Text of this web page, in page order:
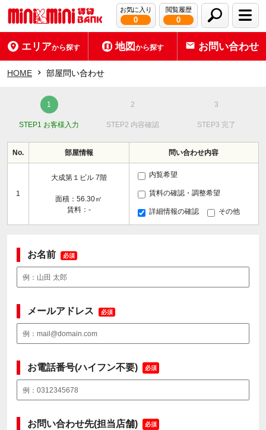
お気に入り
0
閲覧履歴
0
エリアから探す 地図から探す お問い合わせ
HOME 部屋問い合わせ
STEP1 お客様入力 STEP2 内容確認 STEP3 完了
No. 部屋情報 問い合わせ内容
1
大成第１ビル 7階
面積：56.30㎡
賃料：-
内覧希望
賃料の確認・調整希望
詳細情報の確認 その他
お名前 必須
メールアドレス 必須
お電話番号(ハイフン不要) 必須
お問い合わせ先(担当店舗) 必須